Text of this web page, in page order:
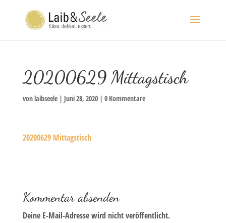
20200629 Mittagstisch
vonlaibseele| Juni 28, 2020| 0 Kommentare
20200629 Mittagstisch
Kommentar absenden
Deine E-Mail-Adresse wird nicht veröffentlicht.